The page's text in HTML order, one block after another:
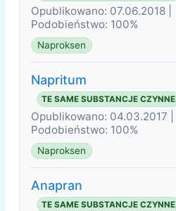
Opublikowano: 07.06.2018 |
Podobieństwo: 100%
Naproksen
Napritum
TE SAME SUBSTANCJE CZYNNE
Opublikowano: 04.03.2017 |
Podobieństwo: 100%
Naproksen
Anapran
TE SAME SUBSTANCJE CZYNNE